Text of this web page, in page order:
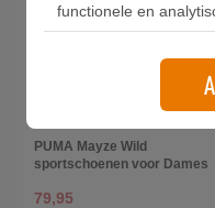
PUMA Mayze Wild
sportschoenen voor Dames
79,95
functionele en